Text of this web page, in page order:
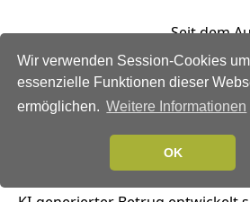
Wir verwenden Session-Cookies
essenzielle Funktionen dieser
ermöglichen. Weitere Informationen
OK
Seit dem
generativer KI vor zwei Jahren
Fantasie der Menschen und
Bereiche des Lebens – klar, mit
aber auch neuen Risiken. Auch
Sicherheitsforscher von Trend
wesentlichen Antrieb für